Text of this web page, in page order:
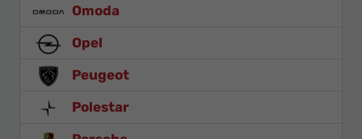
Omoda
Opel
Peugeot
Polestar